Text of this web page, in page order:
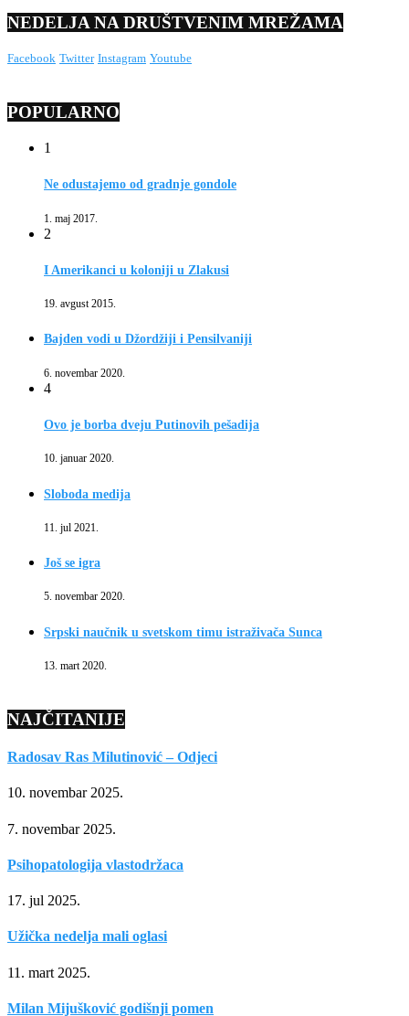
NEDELJA NA DRUŠTVENIM MREŽAMA
Facebook Twitter Instagram Youtube
POPULARNO
1
Ne odustajemo od gradnje gondole
1. maj 2017.
2
I Amerikanci u koloniji u Zlakusi
19. avgust 2015.
Bajden vodi u Džordžiji i Pensilvaniji
6. novembar 2020.
4
Ovo je borba dveju Putinovih pešadija
10. januar 2020.
Sloboda medija
11. jul 2021.
Još se igra
5. novembar 2020.
Srpski naučnik u svetskom timu istraživača Sunca
13. mart 2020.
NAJČITANIJE
Radosav Ras Milutinović – Odjeci
10. novembar 2025.
7. novembar 2025.
Psihopatologija vlastodržaca
17. jul 2025.
Užička nedelja mali oglasi
11. mart 2025.
Milan Mijušković godišnji pomen